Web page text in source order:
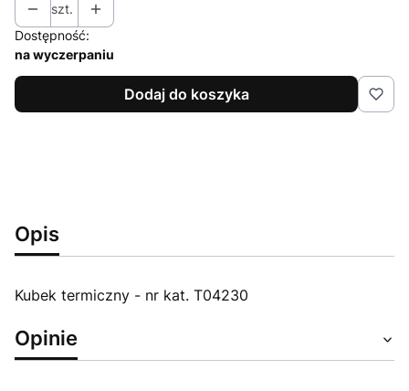
szt.
Dostępność:
na wyczerpaniu
Dodaj do koszyka
Opis
Kubek termiczny - nr kat. T04230
Opinie